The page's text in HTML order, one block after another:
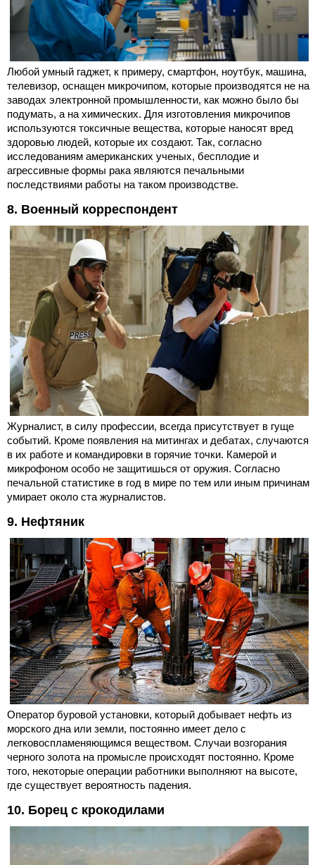
Любой умный гаджет, к примеру, смартфон, ноутбук, машина,
телевизор, оснащен микрочипом, которые производятся не на
заводах электронной промышленности, как можно было бы
подумать, а на химических. Для изготовления микрочипов
используются токсичные вещества, которые наносят вред
здоровью людей, которые их создают. Так, согласно
исследованиям американских ученых, бесплодие и
агрессивные формы рака являются печальными
последствиями работы на таком производстве.
8. Военный корреспондент
Журналист, в силу профессии, всегда присутствует в гуще
событий. Кроме появления на митингах и дебатах, случаются
в их работе и командировки в горячие точки. Камерой и
микрофоном особо не защитишься от оружия. Согласно
печальной статистике в год в мире по тем или иным причинам
умирает около ста журналистов.
9. Нефтяник
Оператор буровой установки, который добывает нефть из
морского дна или земли, постоянно имеет дело с
легковоспламеняющимся веществом. Случаи возгорания
черного золота на промысле происходят постоянно. Кроме
того, некоторые операции работники выполняют на высоте,
где существует вероятность падения.
10. Борец с крокодилами